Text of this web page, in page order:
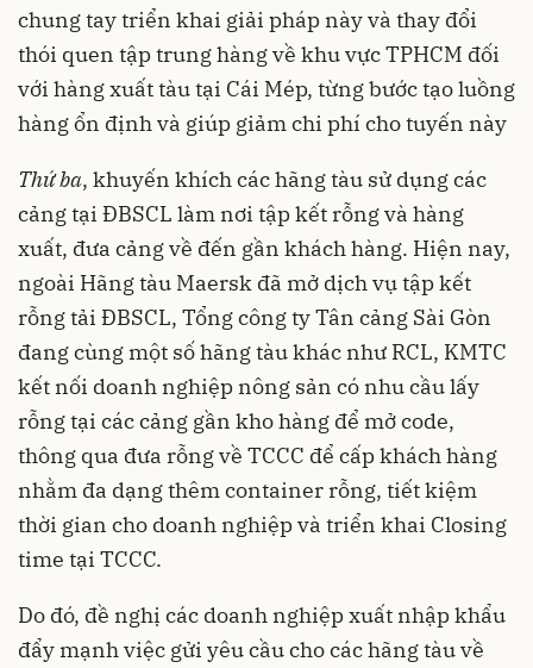
chung tay triển khai giải pháp này và thay đổi
thói quen tập trung hàng về khu vực TPHCM đối
với hàng xuất tàu tại Cái Mép, từng bước tạo luồng
hàng ổn định và giúp giảm chi phí cho tuyến này
Thứ ba, khuyến khích các hãng tàu sử dụng các
cảng tại ĐBSCL làm nơi tập kết rỗng và hàng
xuất, đưa cảng về đến gần khách hàng. Hiện nay,
ngoài Hãng tàu Maersk đã mở dịch vụ tập kết
rỗng tải ĐBSCL, Tổng công ty Tân cảng Sài Gòn
đang cùng một số hãng tàu khác như RCL, KMTC
kết nối doanh nghiệp nông sản có nhu cầu lấy
rỗng tại các cảng gần kho hàng để mở code,
thông qua đưa rỗng về TCCC để cấp khách hàng
nhằm đa dạng thêm container rỗng, tiết kiệm
thời gian cho doanh nghiệp và triển khai Closing
time tại TCCC.
Do đó, đề nghị các doanh nghiệp xuất nhập khẩu
đẩy mạnh việc gửi yêu cầu cho các hãng tàu về